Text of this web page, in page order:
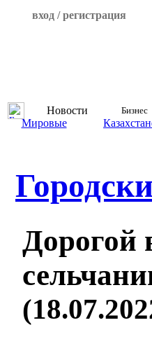
вход / регистрация
Новости Бизнес
Мировые
Дорогой